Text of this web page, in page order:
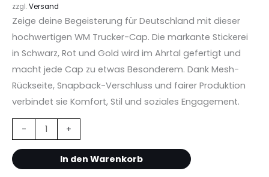
zzgl.Versand
Zeige deine Begeisterung für Deutschland mit dieser
hochwertigen WM Trucker-Cap. Die markante Stickerei
in Schwarz, Rot und Gold wird im Ahrtal gefertigt und
macht jede Cap zu etwas Besonderem. Dank Mesh-
Rückseite, Snapback-Verschluss und fairer Produktion
verbindet sie Komfort, Stil und soziales Engagement.
- +
In den Warenkorb